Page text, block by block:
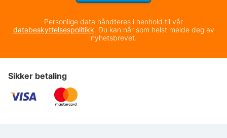
Personlige data håndteres i henhold til vår
databeskyttelsespolitikk. Du kan når som helst melde deg av
nyhetsbrevet.
Sikker betaling